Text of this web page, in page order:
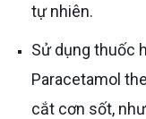
tự nhiên.
Sử dụng thuốc hạ sốt chứa thành phần
Paracetamol
cắt cơn sốt,